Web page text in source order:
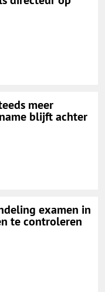
meer
blijft achter
examen in
te controleren